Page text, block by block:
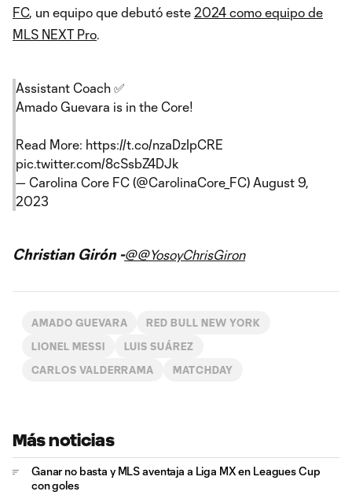
FC, un equipo que debutó este 2024 como equipo de
MLS NEXT Pro.
Assistant Coach ✅
Amado Guevara is in the Core!
Read More: https://t.co/nzaDzIpCRE
pic.twitter.com/8cSsbZ4DJk
— Carolina Core FC (@CarolinaCore_FC) August 9,
2023
Christian Girón -@@YosoyChrisGiron
AMADO GUEVARA RED BULL NEW YORK
LIONEL MESSI LUIS SUÁREZ
CARLOS VALDERRAMA MATCHDAY
Más noticias
Ganar no basta y MLS aventaja a Liga MX en Leagues Cup
con goles